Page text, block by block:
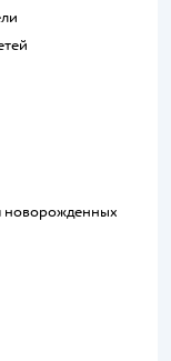
новорожденных